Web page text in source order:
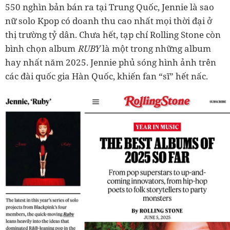
550 nghìn bản bán ra tại Trung Quốc, Jennie là sao
nữ solo Kpop có doanh thu cao nhất mọi thời đại ở
thị trường tỷ dân. Chưa hết, tạp chí Rolling Stone còn
bình chọn albumRUBYlà một trong những album
hay nhất năm 2025. Jennie phủ sóng hình ảnh trên
các đài quốc gia Hàn Quốc, khiến fan “sĩ” hết nấc.